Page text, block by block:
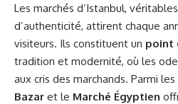
Les marchés d’Istanbul, véritables
d’authenticité, attirent chaque
visiteurs. Ils constituent un point
tradition et modernité, où les
aux cris des marchands. Parmi
Bazar et le Marché Égyptien